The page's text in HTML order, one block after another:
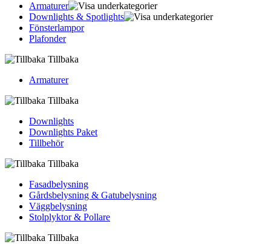
Armaturer
Downlights & Spotlights
Fönsterlampor
Plafonder
Tillbaka
Armaturer
Tillbaka
Downlights
Downlights Paket
Tillbehör
Tillbaka
Fasadbelysning
Gårdsbelysning & Gatubelysning
Väggbelysning
Stolplyktor & Pollare
Tillbaka